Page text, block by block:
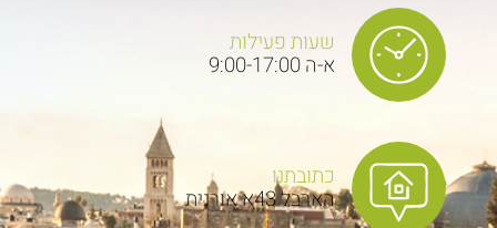
שעות פעילות
א-ה 9:00-17:00
כתובתנו
הארבל 43א אורנית